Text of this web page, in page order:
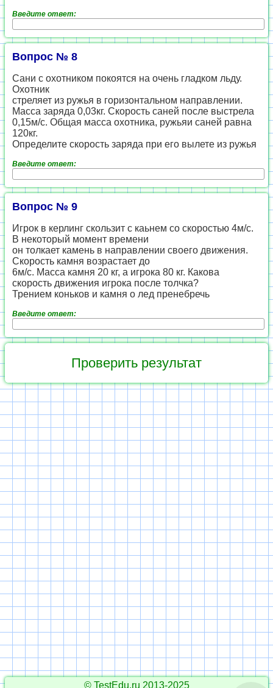
Введите ответ:
Вопрос № 8
Сани с охотником покоятся на очень гладком льду.
Охотник
стреляет из ружья в горизонтальном направлении.
Масса заряда 0,03кг. Скорость саней после выстрела
0,15м/с. Общая масса охотника, ружьяи саней равна
120кг.
Определите скорость заряда при его вылете из ружья
Введите ответ:
Вопрос № 9
Игрок в керлинг скользит с каьнем со скоростью 4м/с.
В некоторый момент времени
он толкает камень в направлении своего движения.
Скорость камня возрастает до
6м/с. Масса камня 20 кг, а игрока 80 кг. Какова
скорость движения игрока после толчка?
Трением коньков и камня о лед пренебречь
Введите ответ:
© TestEdu.ru 2013-2025